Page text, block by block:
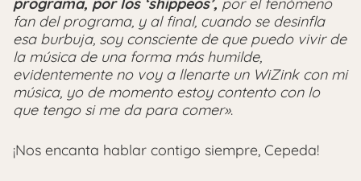
fan del programa, y al final, cuando se desinfla
esa burbuja, soy consciente de que puedo vivir de
la música de una forma más humilde,
evidentemente no voy a llenarte un WiZink con mi
música, yo de momento estoy contento con lo
que tengo si me da para comer».
¡Nos encanta hablar contigo siempre, Cepeda!